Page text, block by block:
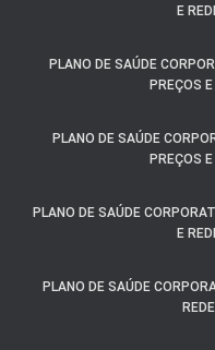
E
PLANO DE SAÚDE
PREÇOS
PLANO DE SAÚDE
PREÇOS
PLANO DE SAÚDE
E
PLANO DE SAÚDE